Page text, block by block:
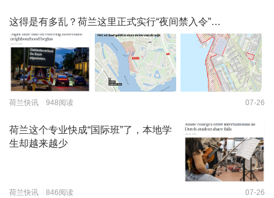
这得是有多乱？荷兰这里正式实行“夜间禁入令”…
荷兰快讯 948阅读 07-26
荷兰这个专业快成“国际班”了，本地学
生却越来越少
荷兰快讯 846阅读 07-26